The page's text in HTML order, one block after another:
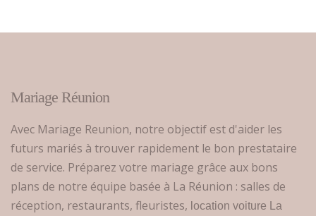
Mariage Réunion
Avec Mariage Reunion, notre objectif est d'aider les
futurs mariés à trouver rapidement le bon prestataire
de service. Préparez votre mariage grâce aux bons
plans de notre équipe basée à La Réunion : salles de
réception, restaurants, fleuristes, location voiture La